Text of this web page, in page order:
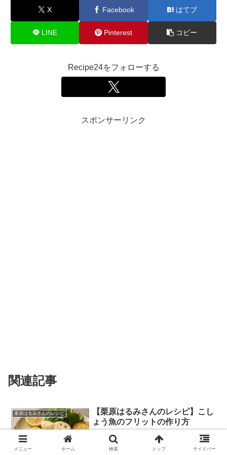
X Facebook はてブ
LINE Pinterest コピー
Recipe24をフォローする
スポンサーリンク
関連記事
栗原はるみさんのレシピ
【栗原はるみさんのレシピ】こし
ょう魚のフリットの作り方
栗原はるみさん直伝！こしょう魚のフリ
ットのレシピ。カリッとした衣と白身魚
の旨味がたまらない、簡単なのに本格的
メニュー ホーム 検索 トップ サイドバー